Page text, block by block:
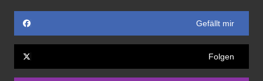
Gefällt mir
Folgen